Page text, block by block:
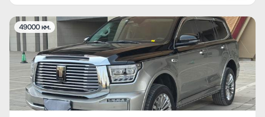
49000 км.